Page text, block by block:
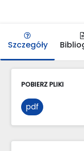
Szczegóły
POBIERZ PLIKI
pdf